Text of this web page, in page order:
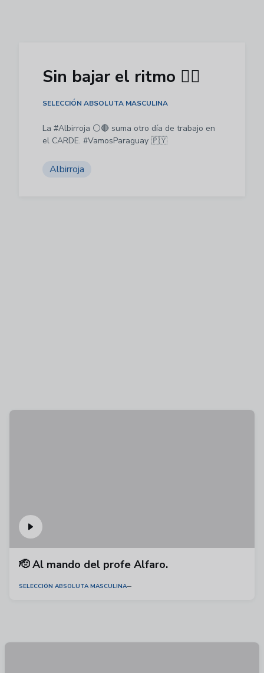
Sin bajar el ritmo 👍🏻
SELECCIÓN ABSOLUTA MASCULINA
La #Albirroja ⚪️🔴 suma otro día de trabajo en
el CARDE. #VamosParaguay 🇵🇾
Albirroja
🫡 Al mando del profe Alfaro.
SELECCIÓN ABSOLUTA MASCULINA